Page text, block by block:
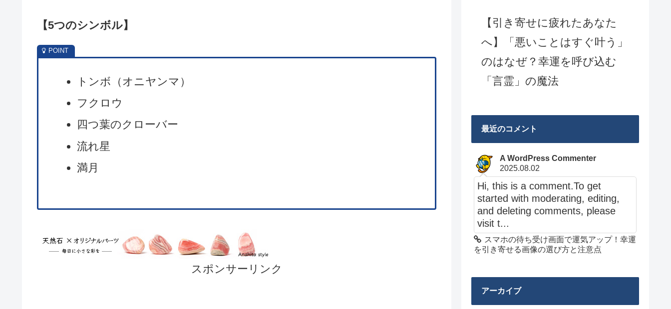
【5つのシンボル】
トンボ（オニヤンマ）
フクロウ
四つ葉のクローバー
流れ星
満月
スポンサーリンク
【引き寄せに疲れたあなた
へ】「悪いことはすぐ叶う」
のはなぜ？幸運を呼び込む
「言霊」の魔法
最近のコメント
A WordPress Commenter
2025.08.02
Hi, this is a comment.To get
started with moderating, editing,
and deleting comments, please
visit t...
スマホの待ち受け画面で運気アップ！幸運
を引き寄せる画像の選び方と注意点
アーカイブ